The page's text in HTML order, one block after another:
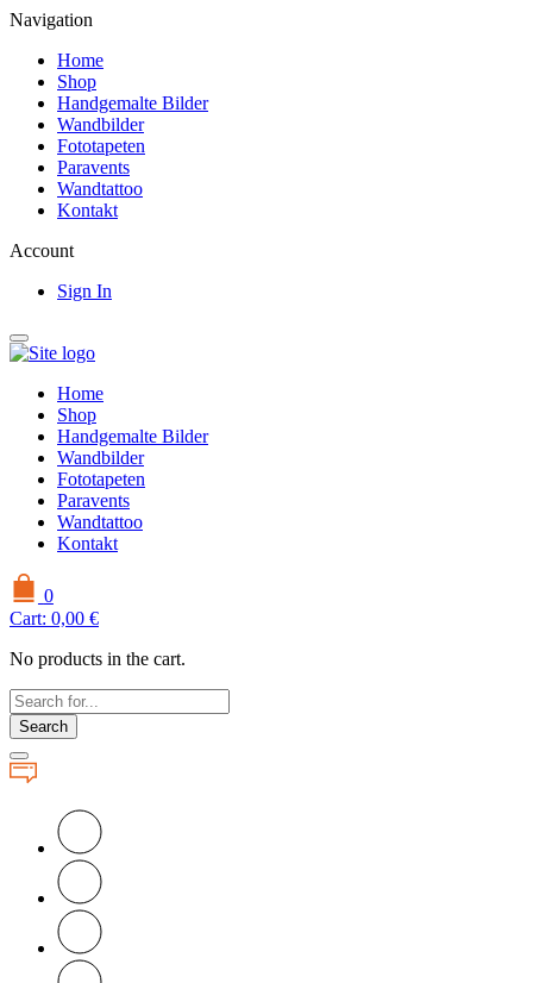
Navigation
Home
Shop
Handgemalte Bilder
Wandbilder
Fototapeten
Paravents
Wandtattoo
Kontakt
Account
Sign In
Home
Shop
Handgemalte Bilder
Wandbilder
Fototapeten
Paravents
Wandtattoo
Kontakt
0
Cart: 0,00 €
No products in the cart.
Search